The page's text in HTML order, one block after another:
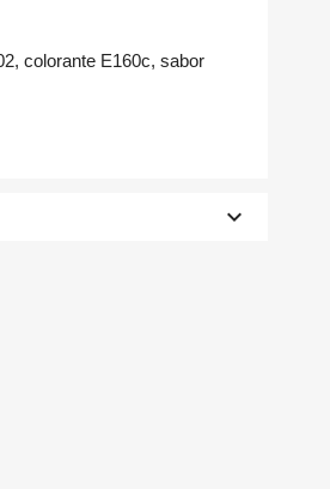
colorante E160c, sabor
keyboard_arrow_down